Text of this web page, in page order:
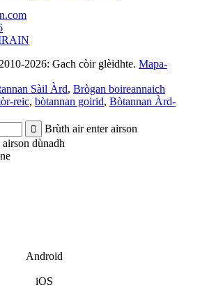
2026: Gach còir glèidhte. Mapa-
Sàil Àrd, Brògan boireannaich
reic, bòtannan goirid, Bòtannan Àrd-
Brùth air enter airson
dùnadh
Android
iOS